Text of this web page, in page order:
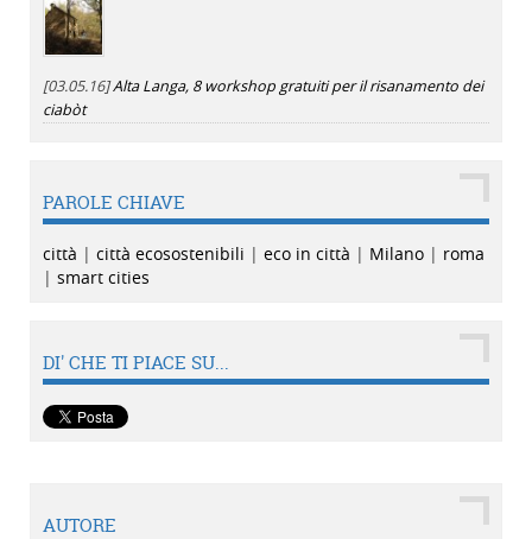
[03.05.16]Alta Langa, 8 workshop gratuiti per il risanamento dei
ciabòt
PAROLE CHIAVE
città | città ecosostenibili | eco in città | Milano | roma
| smart cities
DI' CHE TI PIACE SU...
AUTORE